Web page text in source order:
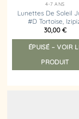
4-7 ANS
Lunettes De Soleil
#D Tortoise,
30,00 €
ÉPUISÉ – VOIR
PRODUIT